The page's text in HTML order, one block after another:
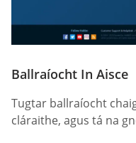
Ballraíocht In Aisce
Tugtar ballraíocht
cláraithe, agus tá na